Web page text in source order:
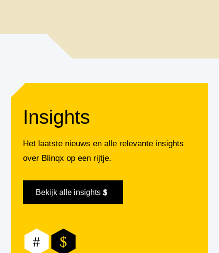
Insights
Het laatste nieuws en alle relevante insights
over Blinqx op een rijtje.
Bekijk alle insights
# $